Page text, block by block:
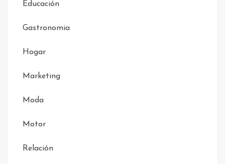
Educación
Gastronomia
Hogar
Marketing
Moda
Motor
Relación